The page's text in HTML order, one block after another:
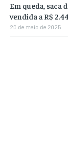
Em queda, saca
vendida a R$
20 de maio de 2025